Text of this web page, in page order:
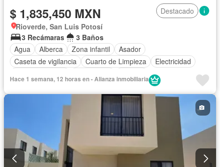
$ 1,835,450 MXN
Destacado
Rioverde, San Luis Potosí
3 Recámaras
3 Baños
Agua
Alberca Zona infantil
Asador
Caseta de vigilancia
Cuarto de Limpieza
Electricidad
Hace 1 semana, 12 horas en - Alianza inmobiliaria